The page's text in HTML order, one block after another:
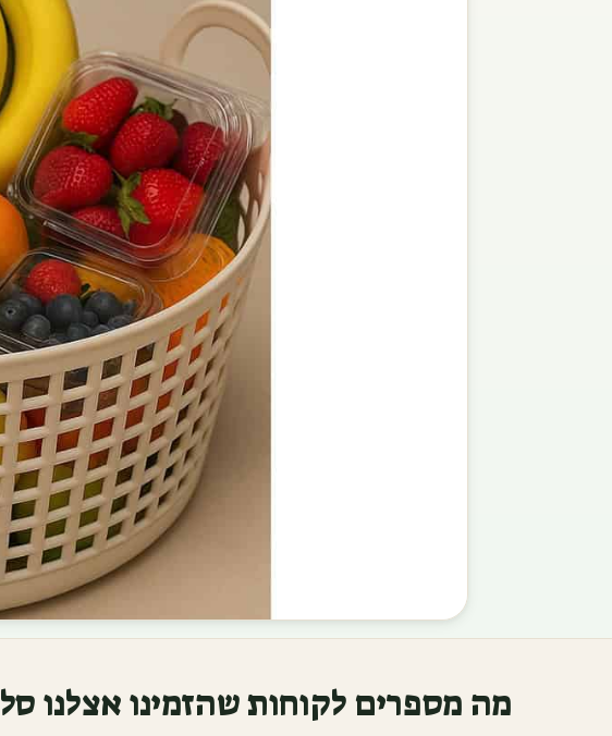
מה מספרים לקוחות שהזמינו אצלנו